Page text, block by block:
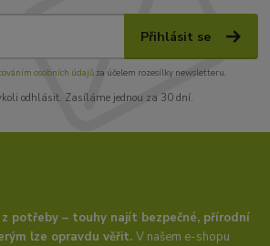
Přihlásit se
osobních údajůza účelem rozesílky newsletteru.
odhlásit. Zasíláme jednou za 30 dní.
potřeby – touhy najít bezpečné, přírodní
lze opravdu věřit.V našem e-shopu